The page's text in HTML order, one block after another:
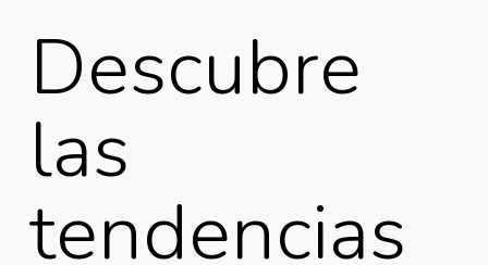
Descubre
las
tendencias